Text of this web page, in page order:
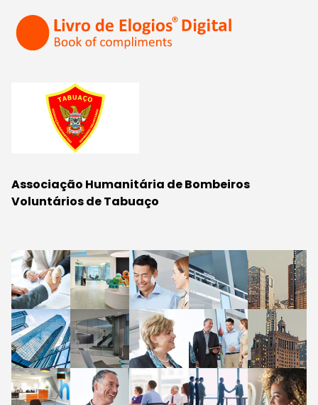
Associação Humanitária de Bombeiros
Voluntários de Tabuaço